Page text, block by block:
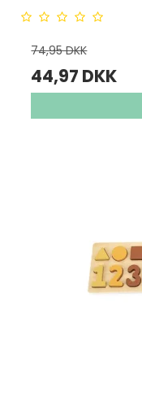
74,95 DKK
44,97 DKK